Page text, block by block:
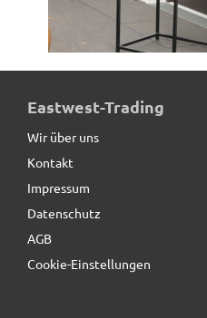
Hochbeet/Pflanzkübel
Eastwest-Trading
Wir über uns
Kontakt
Impressum
Datenschutz
AGB
Cookie-Einstellungen